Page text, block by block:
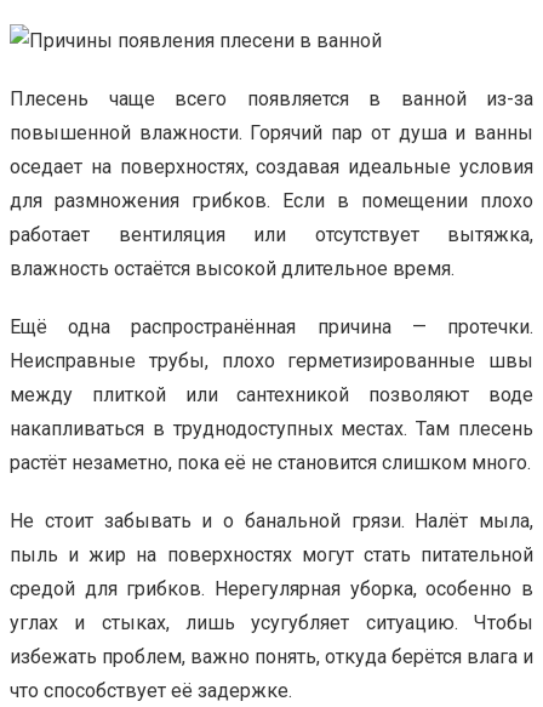
Плесень чаще всего появляется в ванной из-за
повышенной влажности. Горячий пар от душа и ванны
оседает на поверхностях, создавая идеальные условия
для размножения грибков. Если в помещении плохо
работает вентиляция или отсутствует вытяжка,
влажность остаётся высокой длительное время.
Ещё одна распространённая причина — протечки.
Неисправные трубы, плохо герметизированные швы
между плиткой или сантехникой позволяют воде
накапливаться в труднодоступных местах. Там плесень
растёт незаметно, пока её не становится слишком много.
Не стоит забывать и о банальной грязи. Налёт мыла,
пыль и жир на поверхностях могут стать питательной
средой для грибков. Нерегулярная уборка, особенно в
углах и стыках, лишь усугубляет ситуацию. Чтобы
избежать проблем, важно понять, откуда берётся влага и
что способствует её задержке.